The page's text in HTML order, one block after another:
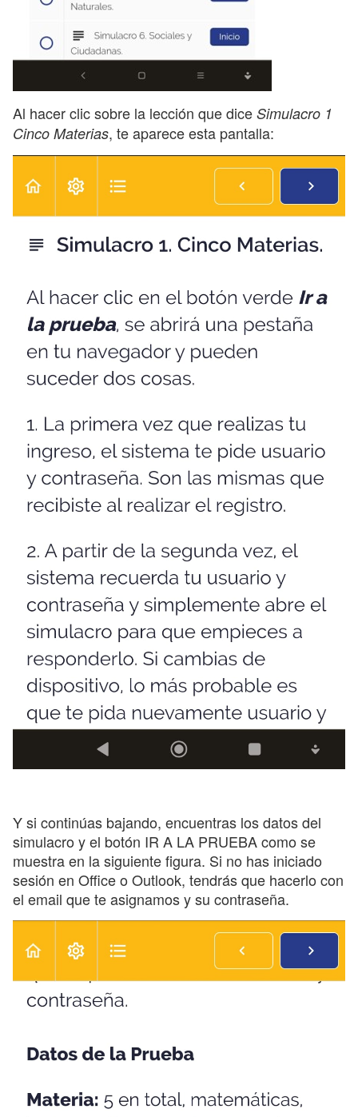
Al hacer clic sobre la lección que dice Simulacro 1
Cinco Materias, te aparece esta pantalla:
Y si continúas bajando, encuentras los datos del
simulacro y el botón IR A LA PRUEBA como se
muestra en la siguiente figura. Si no has iniciado
sesión en Office o Outlook, tendrás que hacerlo con
el email que te asignamos y su contraseña.